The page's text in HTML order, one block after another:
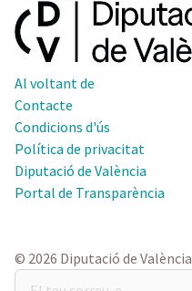
Al voltant de
Contacte
Condicions d'ús
Política de privacitat
Diputació de València
Portal de Transparència
© 2026 Diputació de València